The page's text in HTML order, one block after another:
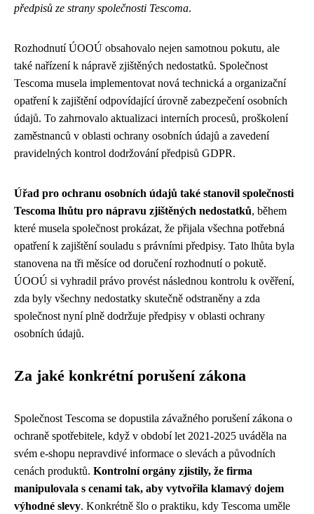
předpisů ze strany společnosti Tescoma.
Rozhodnutí ÚOOÚ obsahovalo nejen samotnou pokutu, ale
také nařízení k nápravě zjištěných nedostatků. Společnost
Tescoma musela implementovat nová technická a organizační
opatření k zajištění odpovídající úrovně zabezpečení osobních
údajů. To zahrnovalo aktualizaci interních procesů, proškolení
zaměstnanců v oblasti ochrany osobních údajů a zavedení
pravidelných kontrol dodržování předpisů GDPR.
Úřad pro ochranu osobních údajů také stanovil společnosti
Tescoma lhůtu pro nápravu zjištěných nedostatků, během
které musela společnost prokázat, že přijala všechna potřebná
opatření k zajištění souladu s právními předpisy. Tato lhůta byla
stanovena na tři měsíce od doručení rozhodnutí o pokutě.
ÚOOÚ si vyhradil právo provést následnou kontrolu k ověření,
zda byly všechny nedostatky skutečně odstraněny a zda
společnost nyní plně dodržuje předpisy v oblasti ochrany
osobních údajů.
Za jaké konkrétní porušení zákona
Společnost Tescoma se dopustila závažného porušení zákona o
ochraně spotřebitele, když v období let 2021-2025 uváděla na
svém e-shopu nepravdivé informace o slevách a původních
cenách produktů. Kontrolní orgány zjistily, že firma
manipulovala s cenami tak, aby vytvořila klamavý dojem
výhodné slevy. Konkrétně šlo o praktiku, kdy Tescoma uměle